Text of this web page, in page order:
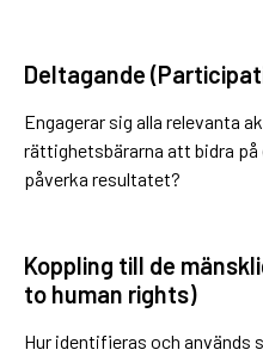
Deltagande (P
Engagerar sig alla relevanta
rättighetsbärarna att bidra
påverka resultatet?
Koppling till de
to human rights)
Hur identifieras och används